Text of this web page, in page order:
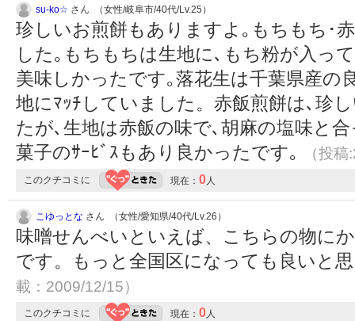
su-ko☆ さん （女性/岐阜市/40代/Lv.25）
珍しいお煎餅もありますよ｡もちもち･
した｡もちもちは生地に､もち粉が入っ
美味しかったです｡落花生は千葉県産の
地にﾏｯﾁしていました。赤飯煎餅は､珍
たが､生地は赤飯の味で､胡麻の塩味と
菓子のｻｰﾋﾞｽもあり良かったです｡
（投
このクチコミに 現在： 0人
こゆっとな さん （女性/愛知県/40代/Lv.26）
味噌せんべいといえば、こちらの物に
です。もっと全国区になっても良いと
載：2009/12/15）
このクチコミに 現在： 0人